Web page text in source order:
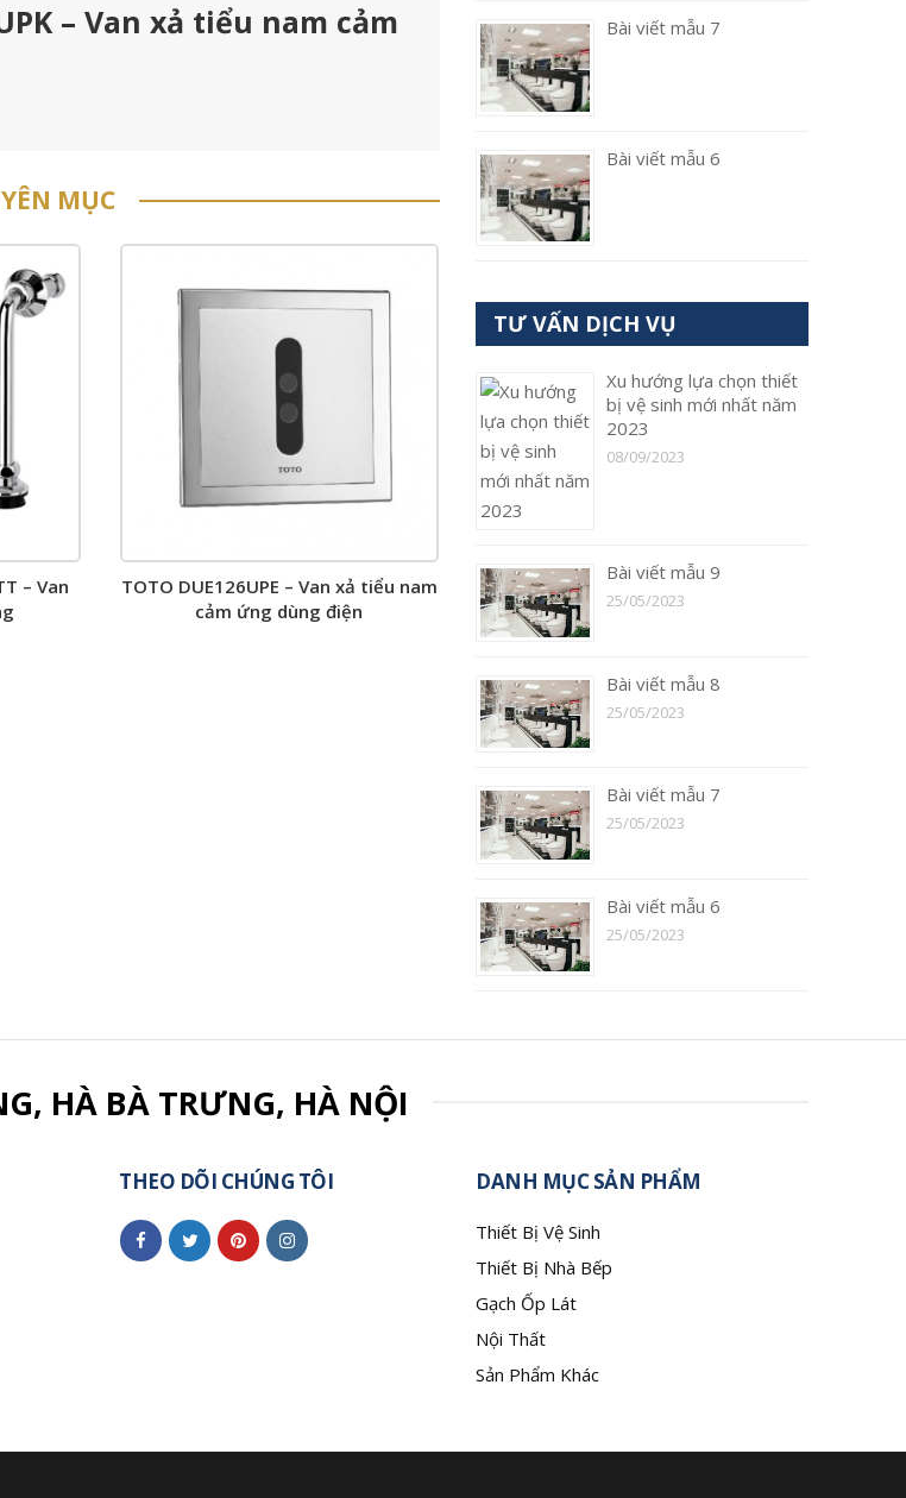
– Van xả tiểu nam cảm
MỤC
– Van
TOTO DUE126UPE – Van xả tiểu nam
cảm ứng dùng điện
Bài viết mẫu 7
Bài viết mẫu 6
TƯ VẤN DỊCH VỤ
Xu hướng lựa chọn thiết
bị vệ sinh mới nhất năm
2023
08/09/2023
Bài viết mẫu 9
25/05/2023
Bài viết mẫu 8
25/05/2023
Bài viết mẫu 7
25/05/2023
Bài viết mẫu 6
25/05/2023
HÀ BÀ TRƯNG, HÀ NỘI
THEO DÕI CHÚNG TÔI DANH MỤC SẢN PHẨM
Thiết Bị Vệ Sinh
Thiết Bị Nhà Bếp
Gạch Ốp Lát
Nội Thất
Sản Phẩm Khác